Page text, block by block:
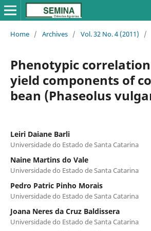
Home / Archives / Vol. 32 No. 4 (2011) /
Phenotypic
yield components of
bean (Phaseolus
Leiri Daiane Barli
Universidade do Estado de Santa Catarina
Naine Martins do Vale
Universidade do Estado de Santa Catarina
Pedro Patric Pinho Morais
Universidade do Estado de Santa Catarina
Joana Neres da Cruz Baldissera
Universidade do Estado de Santa Catarina